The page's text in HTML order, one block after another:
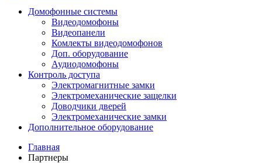
Домофонные системы
Видеодомофоны
Видеопанели
Комлекты видеодомофонов
Доп. оборудование
Аудиодомофоны
Контроль доступа
Электромагнитные замки
Электромеханические защелки
Доводчики дверей
Электромеханические замки
Дополнительное оборудование
Главная
Партнеры